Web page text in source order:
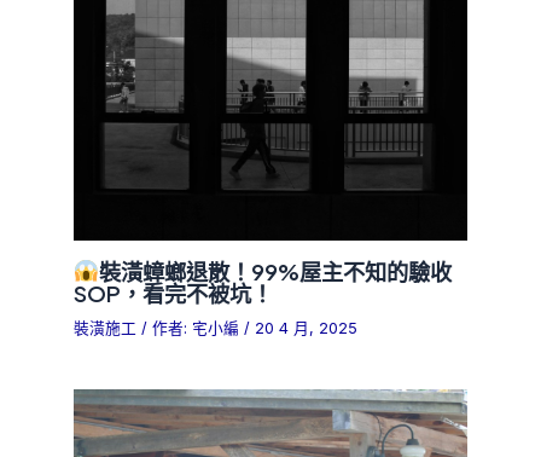
裝潢蟑螂退散！99%屋主不知的驗收
SOP，看完不被坑！
裝潢施工 / 作者: 宅小編 / 20 4 月, 2025